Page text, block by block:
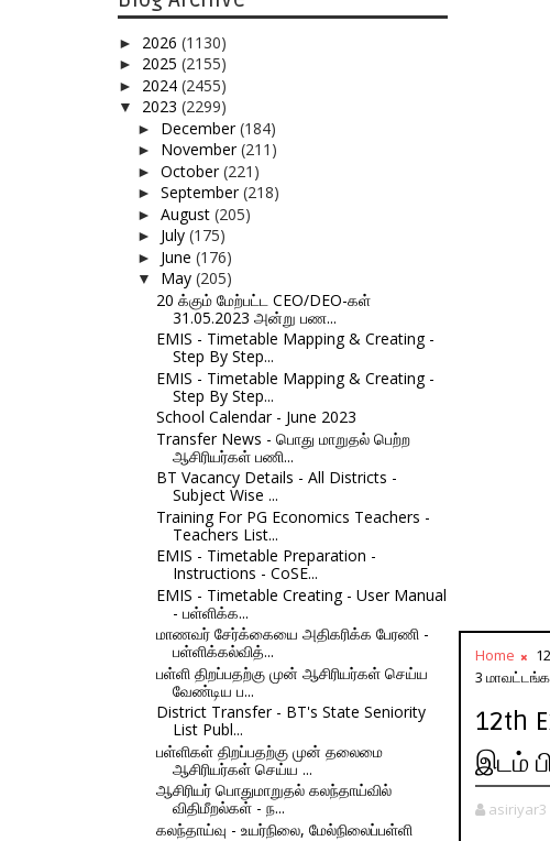
► 2026 (1130)
► 2025 (2155)
► 2024 (2455)
▼ 2023 (2299)
► December(184)
► November(211)
► October(221)
► September(218)
► August (205)
► July (175)
► June (176)
▼ May (205)
20 க்கும் மேற்பட்ட CEO/DEO-கள்
31.05.2023 அன்று பண...
EMIS - Timetable Mapping & Creating -
Step By Step...
EMIS - Timetable Mapping & Creating -
Step By Step...
School Calendar - June 2023
Transfer News - பொது மாறுதல் பெற்ற
ஆசிரியர்கள் பணி...
BT Vacancy Details - All Districts -
Subject Wise ...
Training For PG Economics Teachers -
Teachers List...
EMIS - Timetable Preparation -
Instructions - CoSE...
EMIS - Timetable Creating - User Manual
- பள்ளிக்க...
மாணவர் சேர்க்கையை அதிகரிக்க பேரணி -
பள்ளிக்கல்வித்...
பள்ளி திறப்பதற்கு முன் ஆசிரியர்கள் செய்ய
வேண்டிய ப...
District Transfer - BT's State Seniority
List Publ...
பள்ளிகள் திறப்பதற்கு முன் தலைமை
ஆசிரியர்கள் செய்ய ...
ஆசிரியர் பொதுமாறுதல் கலந்தாய்வில்
விதிமீறல்கள் - ந...
கலந்தாய்வு - உயர்நிலை, மேல்நிலைப்பள்ளி
Home 12
3
12th
இடம்
asiriyar3